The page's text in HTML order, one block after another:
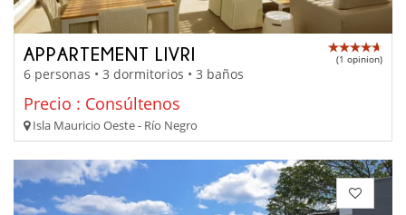
APPARTEMENT LIVRI (1 opinion)
6 personas • 3 dormitorios • 3 baños
Precio : Consúltenos
Isla Mauricio Oeste - Río Negro